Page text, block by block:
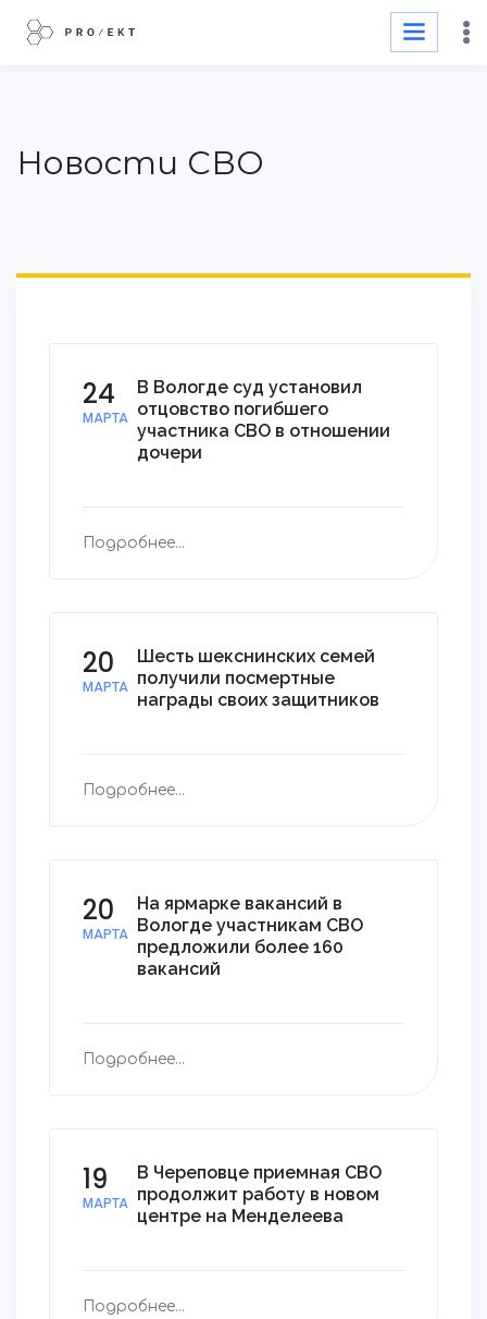
Новости СВО
24
МАРТА
В Вологде суд установил
отцовство погибшего
участника СВО в отношении
дочери
Подробнее...
20
МАРТА
Шесть шекснинских семей
получили посмертные
награды своих защитников
Подробнее...
20
МАРТА
На ярмарке вакансий в
Вологде участникам СВО
предложили более 160
вакансий
Подробнее...
19
МАРТА
В Череповце приемная СВО
продолжит работу в новом
центре на Менделеева
Подробнее...